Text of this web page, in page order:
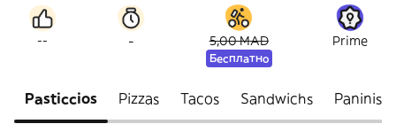
-- - 5,00 MAD
Бесплатно
Prime
Pasticcios Pizzas Tacos Sandwichs Paninis